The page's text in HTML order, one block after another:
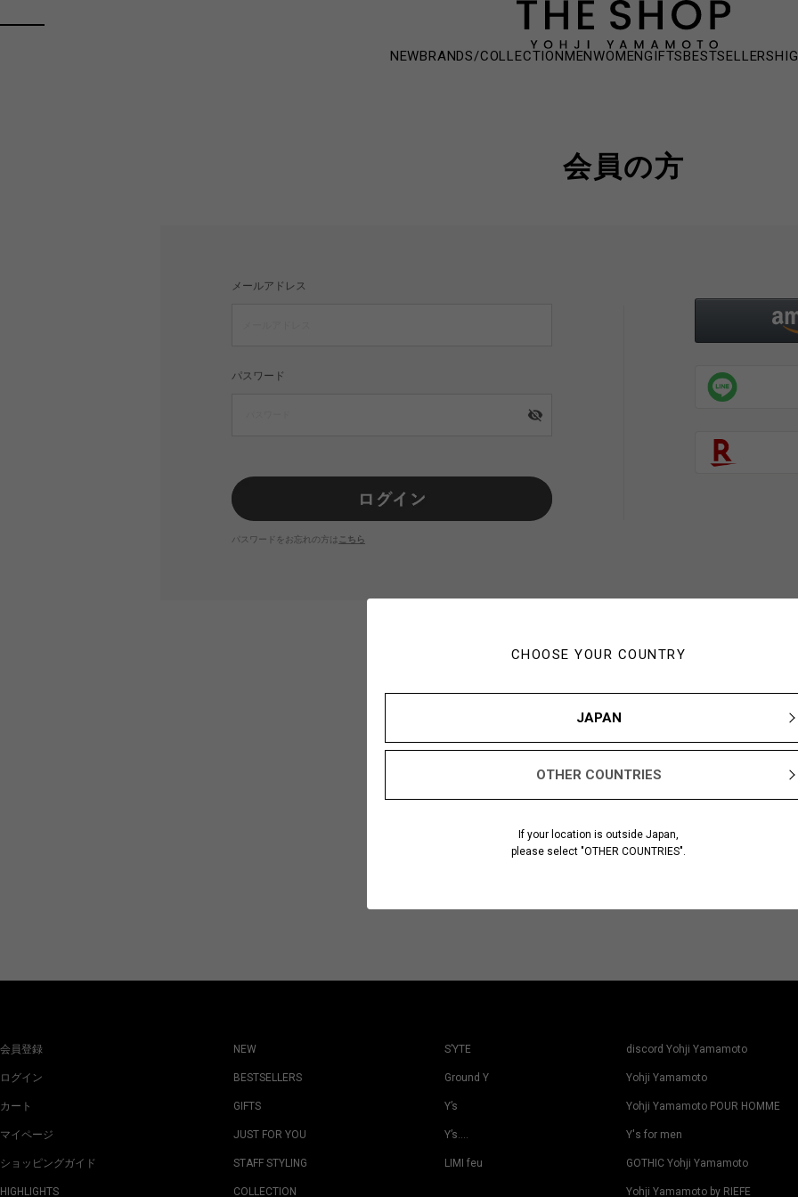
CHOOSE YOUR COUNTRY
JAPAN
OTHER COUNTRIES
If your location is outside Japan,
please select "OTHER COUNTRIES".
NEWBRANDS/COLLECTIONMENWOMENGIFTSBESTSELLERS
会員の方
メールアドレス
パスワード
visibility_off
パスワードをお忘れの方は こちら
初めてご利用の方・会員以
会員登録
ログイン
カート
マイページ
ショッピングガイド
HIGHLIGHTS
NEW
BESTSELLERS
GIFTS
JUST FOR YOU
STAFF STYLING
COLLECTION
S’YTE
Ground Y
Y’s
Y’s….
LIMI feu
discord Yohji Yamamoto
Yohji Yamamoto
Yohji Yamamoto POUR HOMME
Y's for men
GOTHIC Yohji Yamamoto
Yohji Yamamoto by RIEFE